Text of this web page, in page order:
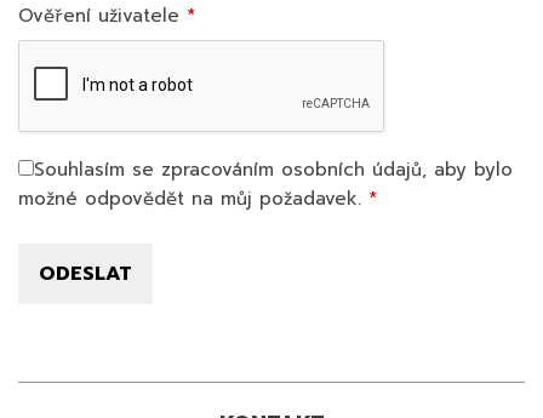
Ověření uživatele
Souhlasím se zpracováním osobních údajů, aby bylo
možné odpovědět na můj požadavek.